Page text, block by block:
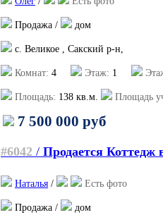
Продажа / дом
с. Великое , Сакский р-н,
Комнат: 4 Этаж: 1
Площадь: 138 кв.м. Площадь
7 500 000 руб
#6042 / Продается Коттедж
Наталья / Есть фото
Продажа / дом